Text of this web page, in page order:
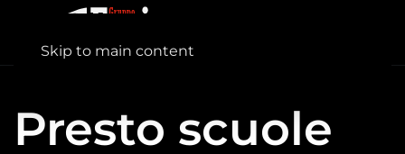
Skip to main content
Presto scuole